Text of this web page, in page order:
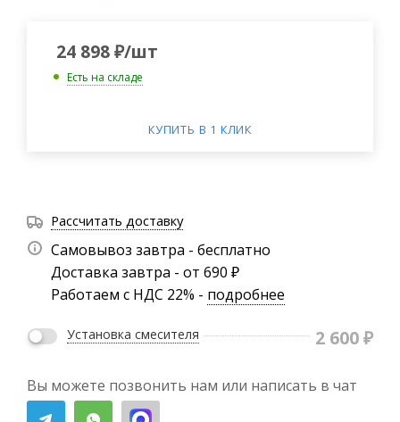
24 898₽/шт
Есть на складе
КУПИТЬ В 1 КЛИК
Рассчитать доставку
Самовывоз завтра - бесплатно
Доставка завтра - от 690 ₽
Работаем с НДС 22% - подробнее
Установка смесителя 2 600₽
Вы можете позвонить нам или написать в чат